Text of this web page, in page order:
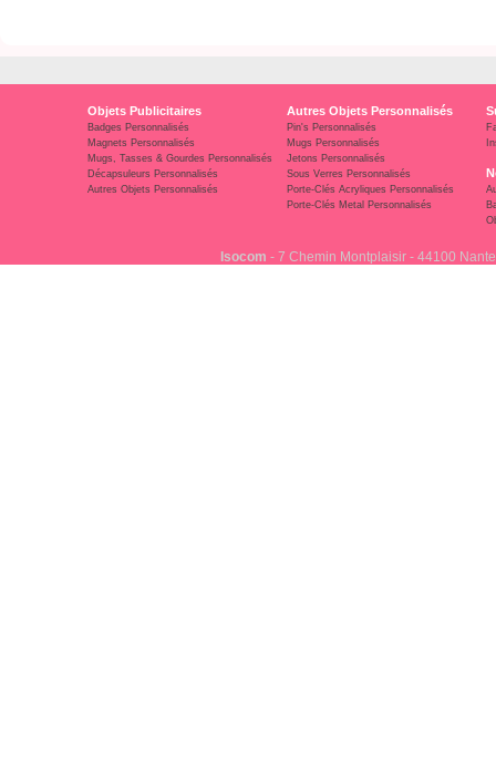
Objets Publicitaires
Badges Personnalisés
Magnets Personnalisés
Mugs, Tasses & Gourdes Personnalisés
Décapsuleurs Personnalisés
Autres Objets Personnalisés
Autres Objets Personnalisés
Pin's Personnalisés
Mugs Personnalisés
Jetons Personnalisés
Sous Verres Personnalisés
Porte-Clés Acryliques Personnalisés
Porte-Clés Metal Personnalisés
Isocom - 7 Chemin Montplaisir - 44100